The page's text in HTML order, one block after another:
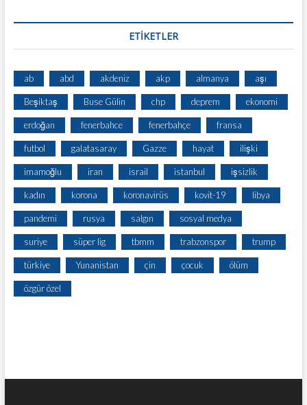
ETİKETLER
ab abd akdeniz akp almanya aşı
Beşiktaş Buse Gülin chp deprem ekonomi
erdoğan fenerbahce fenerbahçe fransa
futbol galatasaray Gazze hayat ilişki
imamoğlu iran israil istanbul işsizlik
kadın korona koronavirüs kovit-19 libya
pandemi rusya salgın sosyal medya
suriye süper lig tbmm trabzonspor trump
türkiye Yunanistan çin çocuk ölüm
özgür özel